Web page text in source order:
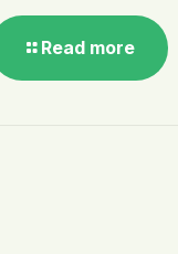
Read more